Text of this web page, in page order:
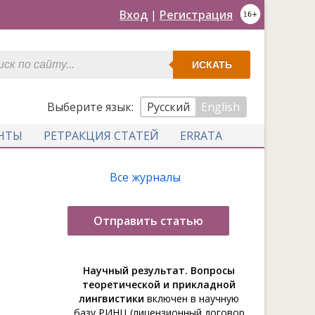
Вход | Регистрация
ИСКАТЬ
Выберите язык: Русский
English
РЕТРАКЦИЯ СТАТЕЙ ERRATA
Все журналы
Отправить статью
Научный результат. Вопросы
теоретической и прикладной
лингвистики включен в научную